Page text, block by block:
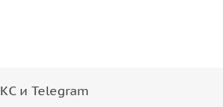
и Telegram